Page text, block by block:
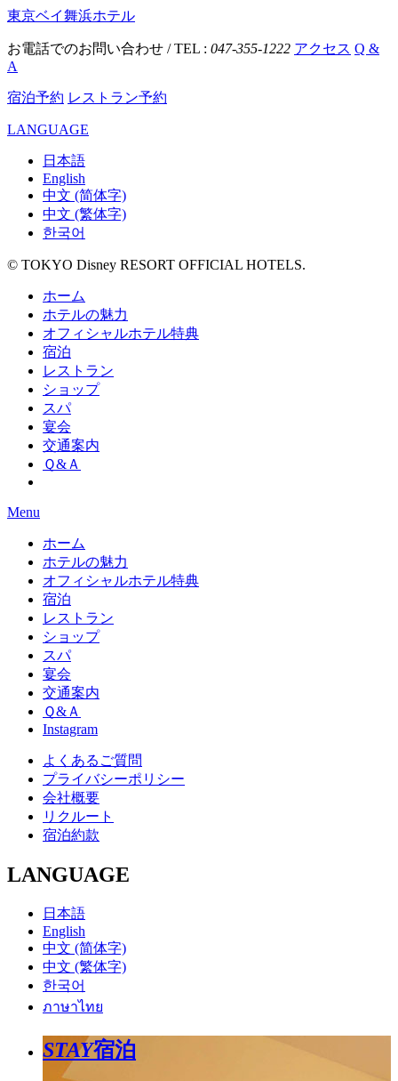
東京ベイ舞浜ホテル
お電話でのお問い合わせ / TEL : 047-355-1222 アクセス Q &
A
宿泊予約 レストラン予約
LANGUAGE
日本語
English
中文 (简体字)
中文 (繁体字)
한국어
© TOKYO Disney RESORT OFFICIAL HOTELS.
ホーム
ホテルの魅力
オフィシャルホテル特典
宿泊
レストラン
ショップ
スパ
宴会
交通案内
Ｑ&Ａ
Menu
ホーム
ホテルの魅力
オフィシャルホテル特典
宿泊
レストラン
ショップ
スパ
宴会
交通案内
Ｑ&Ａ
Instagram
よくあるご質問
プライバシーポリシー
会社概要
リクルート
宿泊約款
LANGUAGE
日本語
English
中文 (简体字)
中文 (繁体字)
한국어
ภาษาไทย
STAY宿泊